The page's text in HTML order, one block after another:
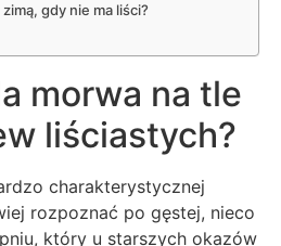
gdy nie ma liści?
morwa na tle
liściastych?
charakterystycznej
rozpoznać po gęstej, nieco
który u starszych okazów